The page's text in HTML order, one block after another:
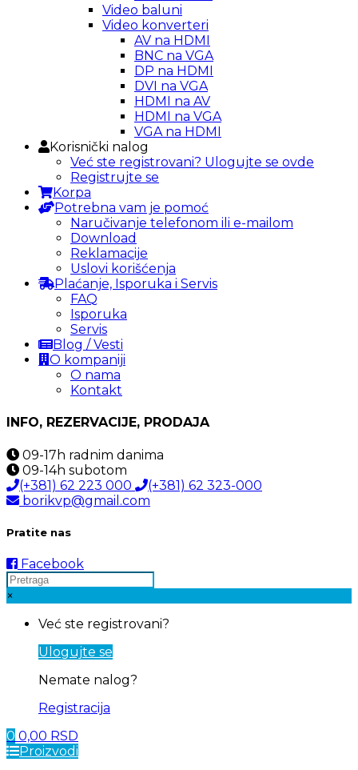
Video baluni
Video konverteri
AV na HDMI
BNC na VGA
DP na HDMI
DVI na VGA
HDMI na AV
HDMI na VGA
VGA na HDMI
Korisnički nalog
Već ste registrovani? Ulogujte se ovde
Registrujte se
Korpa
Potrebna vam je pomoć
Naručivanje telefonom ili e-mailom
Download
Reklamacije
Uslovi korišćenja
Plaćanje, Isporuka i Servis
FAQ
Isporuka
Servis
Blog / Vesti
O kompaniji
O nama
Kontakt
INFO, REZERVACIJE, PRODAJA
09-17h radnim danima
09-14h subotom
(+381) 62 223 000
(+381) 62 323-000
borikvp@gmail.com
Pratite nas
Facebook
×
Već ste registrovani?
Ulogujte se
Nemate nalog?
Registracija
0 0,00 RSD
Proizvodi